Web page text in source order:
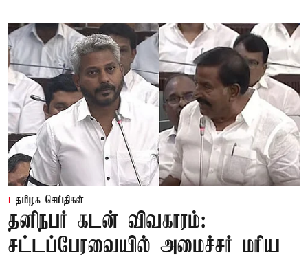
தமிழக செய்திகள்
தனிநபர் கடன் விவகாரம்:
சட்டப்பேரவையில் அமைச்சர் மரிய